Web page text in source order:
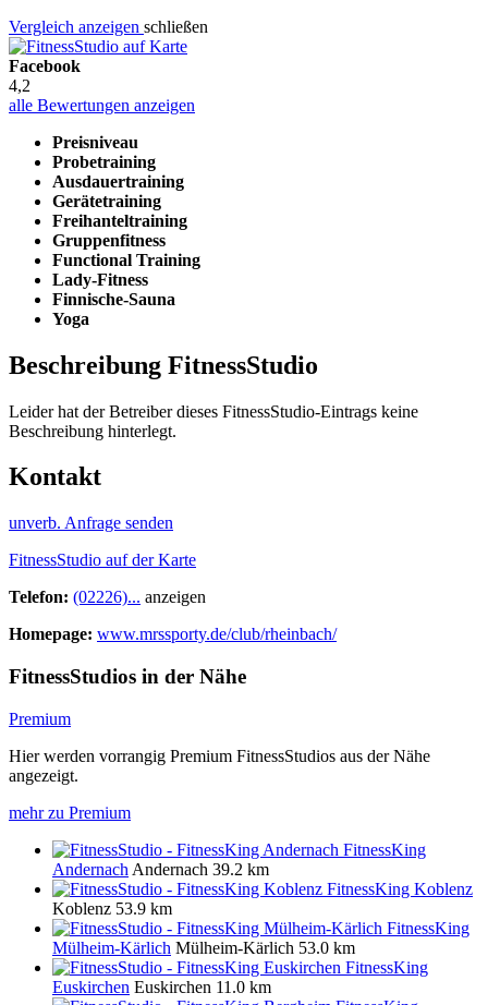
Vergleich anzeigen schließen
Facebook
4,2
alle Bewertungen anzeigen
Preisniveau
Probetraining
Ausdauertraining
Gerätetraining
Freihanteltraining
Gruppenfitness
Functional Training
Lady-Fitness
Finnische-Sauna
Yoga
Beschreibung FitnessStudio
Leider hat der Betreiber dieses FitnessStudio-Eintrags keine
Beschreibung hinterlegt.
Kontakt
unverb. Anfrage senden
FitnessStudio auf der Karte
Telefon: (02226)... anzeigen
Homepage: www.mrssporty.de/club/rheinbach/
FitnessStudios in der Nähe
Premium
Hier werden vorrangig Premium FitnessStudios aus der Nähe
angezeigt.
mehr zu Premium
FitnessKing
Andernach Andernach 39.2 km
FitnessKing Koblenz
Koblenz 53.9 km
FitnessKing
Mülheim-Kärlich Mülheim-Kärlich 53.0 km
FitnessKing
Euskirchen Euskirchen 11.0 km